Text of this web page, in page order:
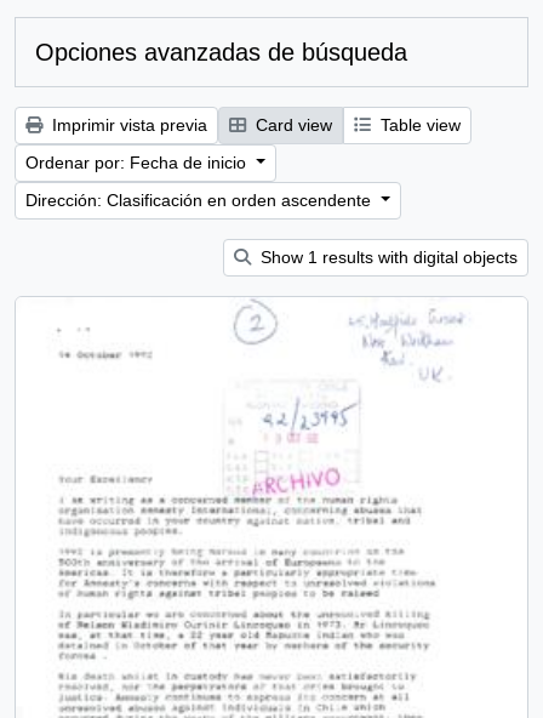
Opciones avanzadas de búsqueda
Imprimir vista previa Card view
Table view
Ordenar por: Fecha de inicio
Dirección: Clasificación en orden ascendente
Show 1 results with digital objects